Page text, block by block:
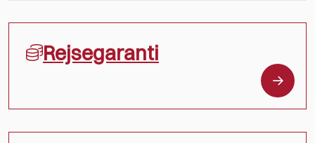
Rejsegaranti